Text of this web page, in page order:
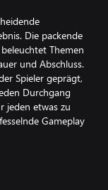
Die packende
Themen
und Abschluss.
Spieler geprägt,
Durchgang
jeden etwas zu
Gameplay